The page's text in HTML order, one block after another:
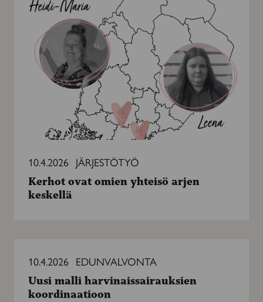
ovat
yhteisö
arjen
keskellä
10.4.2026 JÄRJESTÖTYÖ
Kerhot ovat omien yhteisö arjen
keskellä
malli
harvinaissairauksien
koordinaatioon
10.4.2026 EDUNVALVONTA
Uusi malli harvinaissairauksien
koordinaatioon